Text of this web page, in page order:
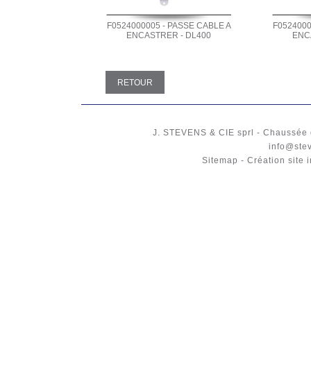
F0524000005 - PASSE CABLE A
ENCASTRER - DL400
RETOUR
J. STEVENS & CIE sprl - Chaussée
Sitemap - Création site